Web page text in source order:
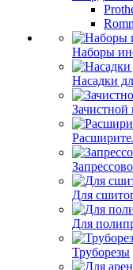
Наборы
Насадки
Зачистной
Для
Для
Труборезы